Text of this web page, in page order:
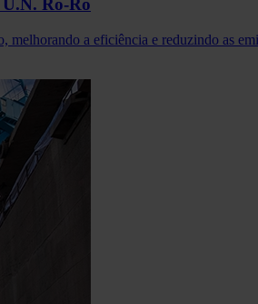
Ro-Ro
a eficiência e reduzindo as